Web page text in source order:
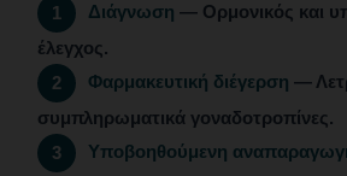
1 Διάγνωση — Ορμονικός και
έλεγχος.
2
Φαρμακευτική διέγερση —
συμπληρωματικά γοναδοτροπίνες.
3
Υποβοηθούμενη